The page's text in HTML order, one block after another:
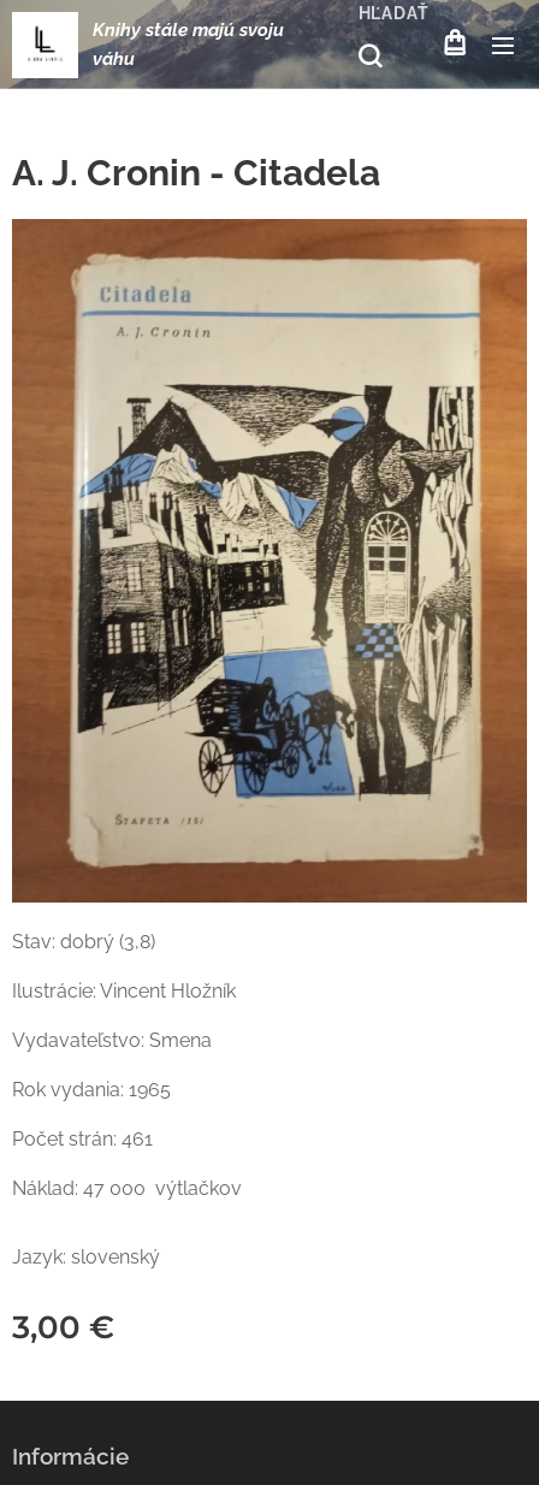
Knihy stále majú svoju
váhu
HĽADAŤ
A. J. Cronin - Citadela
Stav: dobrý (3,8)
Ilustrácie: Vincent Hložník
Vydavateľstvo: Smena
Rok vydania: 1965
Počet strán: 461
Náklad: 47 000 výtlačkov
Jazyk: slovenský
3,00 €
Informácie